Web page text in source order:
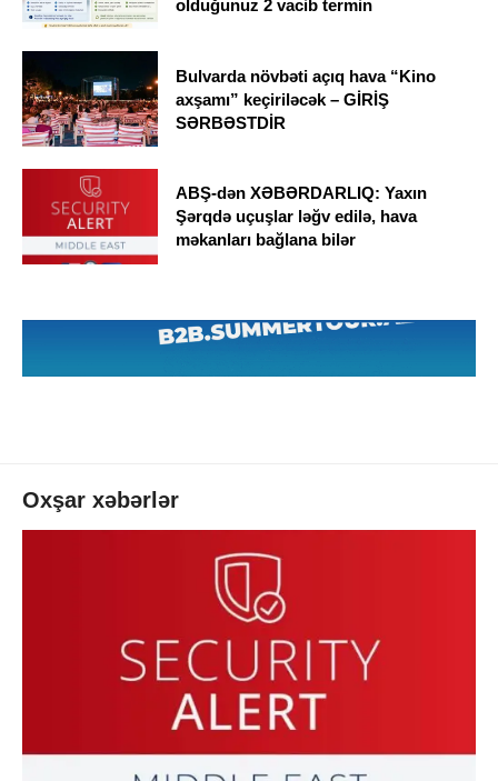
olduğunuz 2 vacib termin
Bulvarda növbəti açıq hava “Kino
axşamı” keçiriləcək – GİRİŞ
SƏRBƏSTDİR
ABŞ-dən XƏBƏRDARLIQ: Yaxın
Şərqdə uçuşlar ləğv edilə, hava
məkanları bağlana bilər
Oxşar xəbərlər